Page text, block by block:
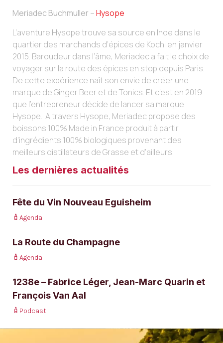
Meriadec Buchmuller –Hysope
L’aventure Hysope trouve sa source en Inde dans le
quartier des marchands d’épices de Kochi en janvier
2015. Baroudeur dans l’âme, Meriadec a fait le choix de
voyager sur la route des épices en stop depuis Paris.
De cette expérience naît son envie de créer une
marque de Ginger Beer et de Tonics. Et c’est en 2019
que l’entrepreneur décide de lancer sa marque
Hysope. A travers Hysope, Meriadec propose des
boissons 100% Made in France produit à partir
d’ingrédients 100% biologiques provenant des
meilleurs distillateurs de Grasse et d’ailleurs.
Les dernières actualités
Fête du Vin Nouveau Eguisheim
Agenda
La Route du Champagne
Agenda
1238e – Fabrice Léger, Jean-Marc Quarin et
François Van Aal
Podcast